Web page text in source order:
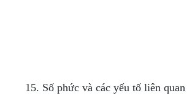
Số phức và các yếu tố liên quan